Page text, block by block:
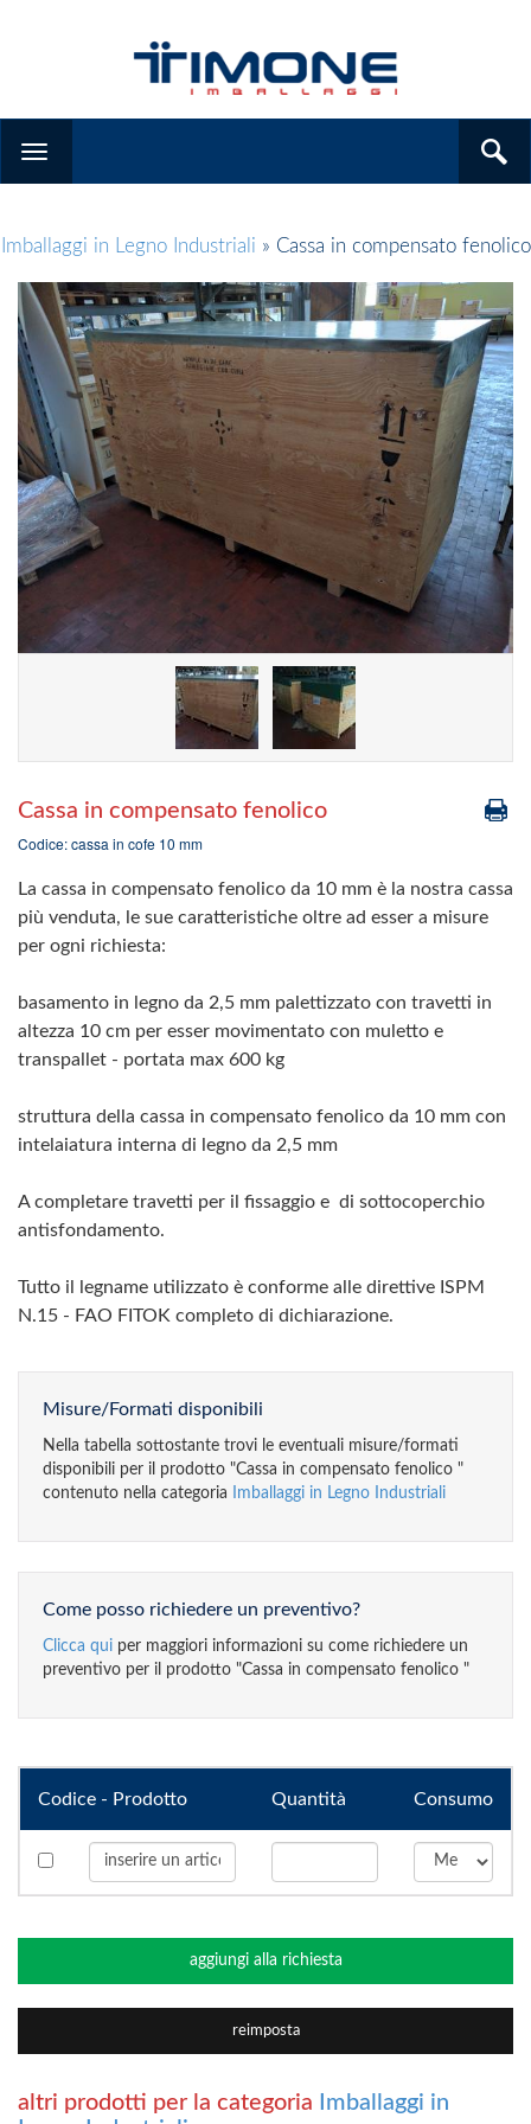
Imballaggi in Legno Industriali » Cassa in compensato fenolico
Cassa in compensato fenolico
Codice: cassa in cofe 10 mm
La cassa in compensato fenolico da 10 mm è la nostra cassa
più venduta, le sue caratteristiche oltre ad esser a misure
per ogni richiesta:
basamento in legno da 2,5 mm palettizzato con travetti in
altezza 10 cm per esser movimentato con muletto e
transpallet - portata max 600 kg
struttura della cassa in compensato fenolico da 10 mm con
intelaiatura interna di legno da 2,5 mm
A completare travetti per il fissaggio e di sottocoperchio
antisfondamento.
Tutto il legname utilizzato è conforme alle direttive ISPM
N.15 - FAO FITOK completo di dichiarazione.
Misure/Formati disponibili
Nella tabella sottostante trovi le eventuali misure/formati
disponibili per il prodotto "Cassa in compensato fenolico "
contenuto nella categoria
Imballaggi in Legno Industriali
Come posso richiedere un preventivo?
Clicca qui per maggiori informazioni su come richiedere un
preventivo per il prodotto "Cassa in compensato fenolico "
Codice - Prodotto Quantità Consumo
aggiungi alla richiesta
reimposta
altri prodotti per la categoria
Imballaggi in